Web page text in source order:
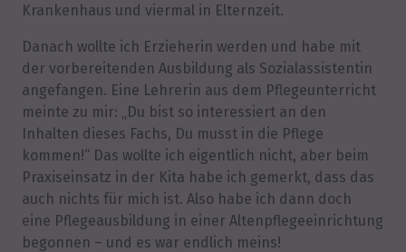
Krankenhaus und viermal in Elternzeit.
Danach wollte ich Erzieherin werden und habe mit
der vorbereitenden Ausbildung als Sozialassistentin
angefangen. Eine Lehrerin aus dem Pflegeunterricht
meinte zu mir: „Du bist so interessiert an den
Inhalten dieses Fachs, Du musst in die Pflege
kommen!“ Das wollte ich eigentlich nicht, aber beim
Praxiseinsatz in der Kita habe ich gemerkt, dass das
auch nichts für mich ist. Also habe ich dann doch
eine Pflegeausbildung in einer Altenpflegeeinrichtung
begonnen – und es war endlich meins!